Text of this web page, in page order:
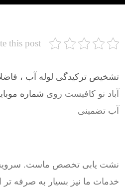
this post
تشخیص ترکیدگی لوله آب ،
آباد نو کافیست روی شماره موبایل
آب تضمینی
نشت یابی تخصص ماست.
خدمات ما نیز بسیار به صرفه